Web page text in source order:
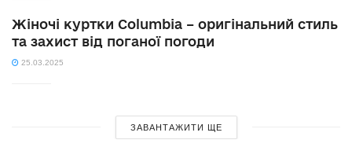
Жіночі куртки Columbia – оригінальний стиль
та захист від поганої погоди
25.03.2025
ЗАВАНТАЖИТИ ЩЕ